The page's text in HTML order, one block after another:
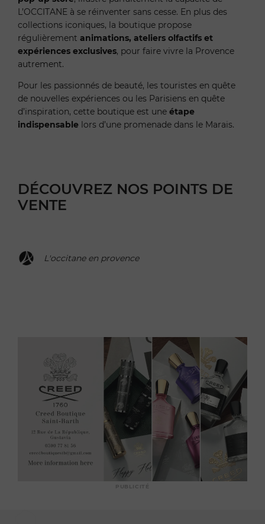
L’OCCITANE à se réinventer sans cesse. En plus des
collections iconiques, la boutique propose
régulièrement animations, ateliers olfactifs et
expériences exclusives, pour faire vivre la Provence
autrement.
Pour les passionnés de beauté, les touristes en quête
de nouvelles expériences ou les Parisiens en quête
d’inspiration, cette boutique est une étape
indispensable lors d’une promenade dans le Marais.
DÉCOUVREZ NOS POINTS DE
VENTE
L'occitane en provence
PUBLICITÉ